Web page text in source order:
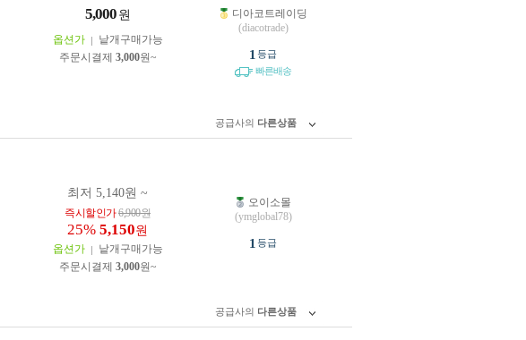
5,000 원
옵션가
낱개구매가능
주문시결제 3,000원~
디아코트레이딩
(diacotrade)
1 등급
빠른배송
공급사의 다른상품
최저 5,140원 ~
즉시할인가6,900원
25% 5,150원
옵션가
낱개구매가능
주문시결제 3,000원~
오이소몰
(ymglobal78)
1 등급
공급사의 다른상품